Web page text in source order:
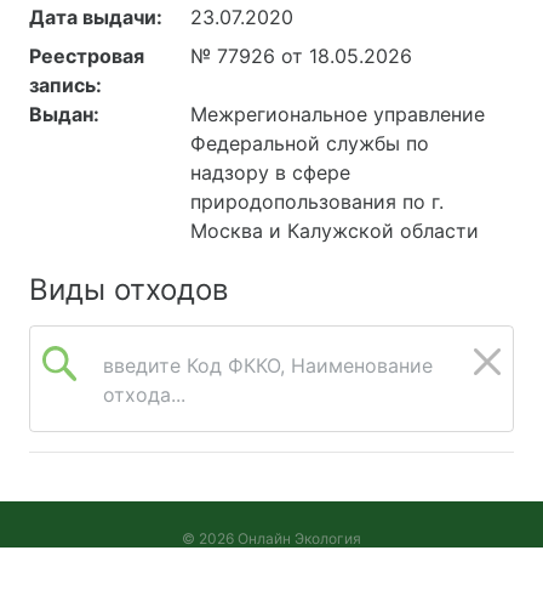
Дата выдачи:
23.07.2020
Реестровая
запись:
№ 77926 от 18.05.2026
Выдан:
Межрегиональное управление
Федеральной службы по
надзору в сфере
природопользования по г.
Москва и Калужской области
Виды отходов
введите Код ФККО, Наименование
отхода...
© 2026 Онлайн Экология